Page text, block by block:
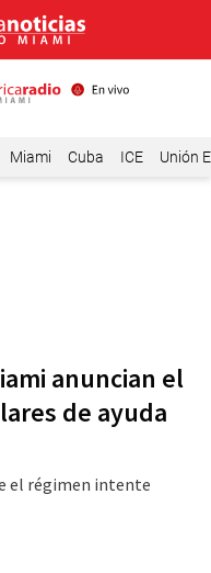
Miami Cuba ICE Unión
anuncian el
de ayuda
el régimen intente